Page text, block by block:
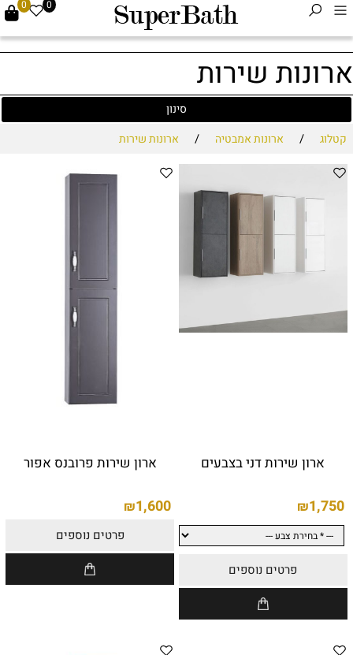
0 0
ארונות שירות
סינון
קטלוג
/ ארונות אמבטיה / ארונות שירות
ארון שירות דני בצבעים
₪1,750
פרטים נוספים
ארון שירות פרובנס אפור
₪1,600
פרטים נוספים